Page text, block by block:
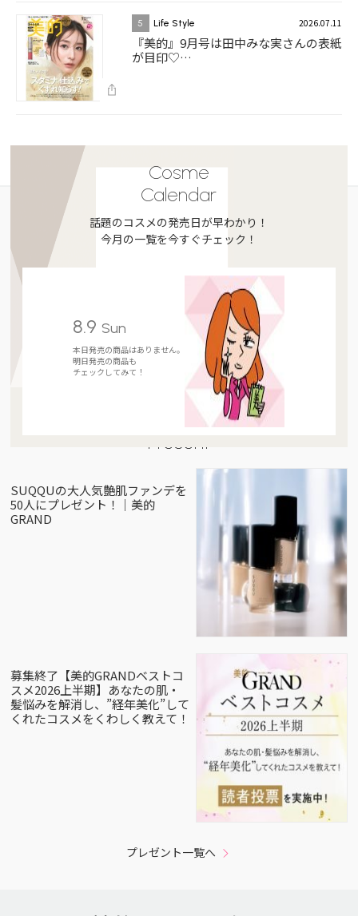
5 Life Style 2026.07.11
『美的』9月号は田中みな実さんの表紙
が目印♡…
Cosme
Calendar
話題のコスメの発売日が早わかり！
今月の一覧を今すぐチェック！
8.9 Sun
本日発売の商品はありません。
明日発売の商品も
チェックしてみて！
Present
SUQQUの大人気艶肌ファンデを
50人にプレゼント！｜美的
GRAND
募集終了【美的GRANDベストコ
スメ2026上半期】あなたの肌・
髪悩みを解消し、”経年美化”して
くれたコスメをくわしく教えて！
プレゼント一覧へ